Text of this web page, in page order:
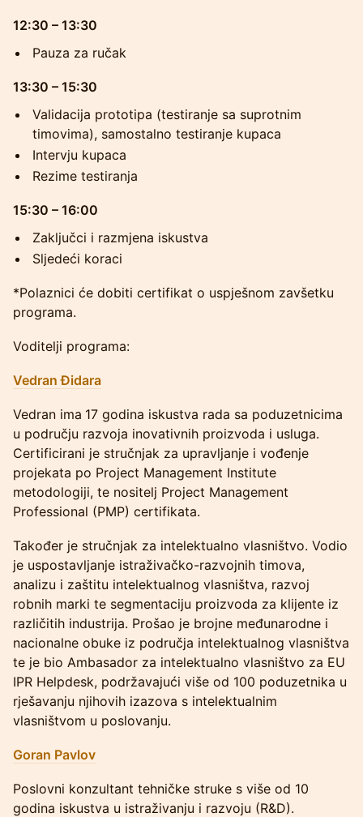
12:30 – 13:30
Pauza za ručak
13:30 – 15:30
Validacija prototipa (testiranje sa suprotnim
timovima), samostalno testiranje kupaca
Intervju kupaca
Rezime testiranja
15:30 – 16:00
Zaključci i razmjena iskustva
Sljedeći koraci
*Polaznici će dobiti certifikat o uspješnom zavšetku
programa.
Voditelji programa:
Vedran Đidara
Vedran ima 17 godina iskustva rada sa poduzetnicima
u području razvoja inovativnih proizvoda i usluga.
Certificirani je stručnjak za upravljanje i vođenje
projekata po Project Management Institute
metodologiji, te nositelj Project Management
Professional (PMP) certifikata.
Također je stručnjak za intelektualno vlasništvo. Vodio
je uspostavljanje istraživačko-razvojnih timova,
analizu i zaštitu intelektualnog vlasništva, razvoj
robnih marki te segmentaciju proizvoda za klijente iz
različitih industrija. Prošao je brojne međunarodne i
nacionalne obuke iz područja intelektualnog vlasništva
te je bio Ambasador za intelektualno vlasništvo za EU
IPR Helpdesk, podržavajući više od 100 poduzetnika u
rješavanju njihovih izazova s intelektualnim
vlasništvom u poslovanju.
Goran Pavlov
Poslovni konzultant tehničke struke s više od 10
godina iskustva u istraživanju i razvoju (R&D).